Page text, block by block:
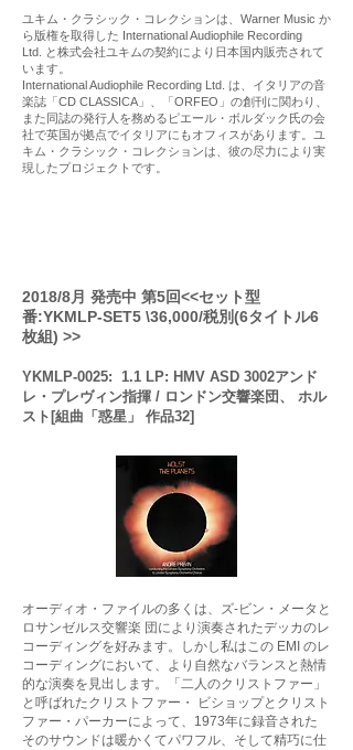
ユキム・クラシック・コレクションは、Warner Music か
ら版権を取得した International Audiophile Recording
Ltd. と株式会社ユキムの契約により日本国内販売されて
います。
International Audiophile Recording Ltd. は、イタリアの音
楽誌「CD CLASSICA」、「ORFEO」の創刊に関わり、
また同誌の発行人を務めるピエール・ボルダック氏の会
社で英国が拠点でイタリアにもオフィスがあります。ユ
キム・クラシック・コレクションは、彼の尽力により実
現したプロジェクトです。
2018/8月 発売中 第5回<<セット型
番:YKMLP-SET5 \36,000/税別(6タイトル6
枚組) >>
YKMLP-0025: 1.1 LP: HMV ASD 3002アンド
レ・プレヴィン指揮 / ロンドン交響楽団、 ホル
スト[組曲「惑星」 作品32]
オーディオ・ファイルの多くは、ズ-ビン・メータと
ロサンゼルス交響楽 団により演奏されたデッカのレ
コーディングを好みます。しかし私はこの EMI のレ
コーディングにおいて、より自然なバランスと熱情
的な演奏を見出します。「二人のクリストファー」
と呼ばれたクリストファー・ ビショップとクリスト
ファー・パーカーによって、1973年に録音された
そのサウンドは暖かくてパワフル、そして精巧に仕